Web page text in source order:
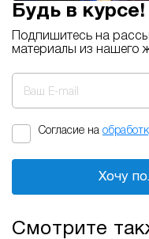
Будь в курсе!
Подпишитесь на
материалы из нашего
Ваш E-mail
Согласие на
Хочу
Смотрите